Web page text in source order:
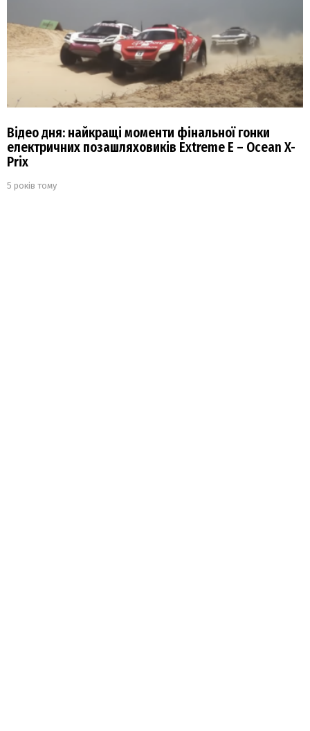
Відео дня: найкращі моменти фінальної гонки
електричних позашляховиків Extreme E – Ocean X-
Prix
5 років тому